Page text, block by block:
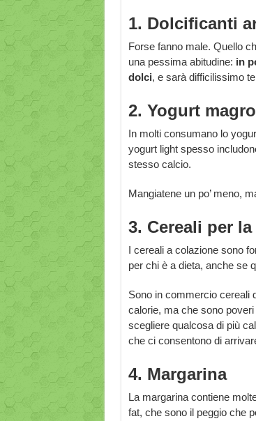
1. Dolcificanti
Forse fanno male. Quello
una pessima abitudine: in
dolci, e sarà difficilissimo
2. Yogurt magro
In molti consumano lo
yogurt light spesso
stesso calcio.
Mangiatene un po’ meno,
3. Cereali per
I cereali a colazione sono
per chi è a dieta, anche se
Sono in commercio cereali
calorie, ma che sono
scegliere qualcosa di più
che ci consentono di
4. Margarina
La margarina contiene
fat, che sono il peggio che